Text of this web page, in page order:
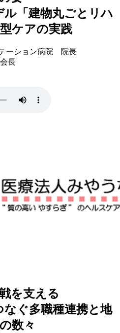
「建物丸ごとリハ
ケアの実践
ーション病院 院長
長
を支える
ぐ多職種連携と地
数々